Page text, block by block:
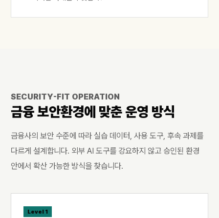
SECURITY-FIT OPERATION
금융 보안환경에 맞춘 운영 방식
금융사의 보안 수준에 따라 실습 데이터, 사용 도구, 후속 과제를
다르게 설계합니다. 외부 AI 도구를 강요하지 않고 승인된 환경
안에서 확산 가능한 방식을 찾습니다.
Level 1